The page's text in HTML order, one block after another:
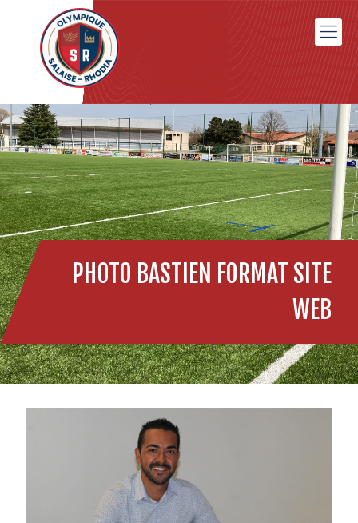
PHOTO BASTIEN FORMAT SITE
WEB